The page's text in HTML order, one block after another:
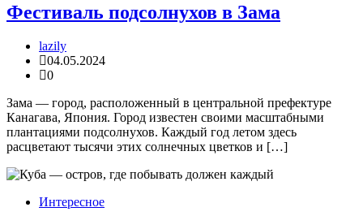
Фестиваль подсолнухов в Зама
lazily
04.05.2024
0
Зама — город, расположенный в центральной префектуре
Канагава, Япония. Город известен своими масштабными
плантациями подсолнухов. Каждый год летом здесь
расцветают тысячи этих солнечных цветков и […]
Интересное